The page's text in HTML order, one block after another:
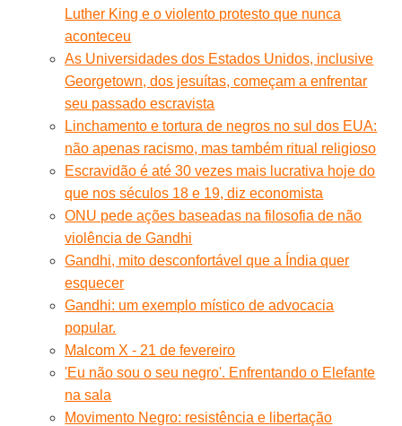
Luther King e o violento protesto que nunca
aconteceu
As Universidades dos Estados Unidos, inclusive
Georgetown, dos jesuítas, começam a enfrentar
seu passado escravista
Linchamento e tortura de negros no sul dos EUA:
não apenas racismo, mas também ritual religioso
Escravidão é até 30 vezes mais lucrativa hoje do
que nos séculos 18 e 19, diz economista
ONU pede ações baseadas na filosofia de não
violência de Gandhi
Gandhi, mito desconfortável que a Índia quer
esquecer
Gandhi: um exemplo místico de advocacia
popular.
Malcom X - 21 de fevereiro
'Eu não sou o seu negro'. Enfrentando o Elefante
na sala
Movimento Negro: resistência e libertação